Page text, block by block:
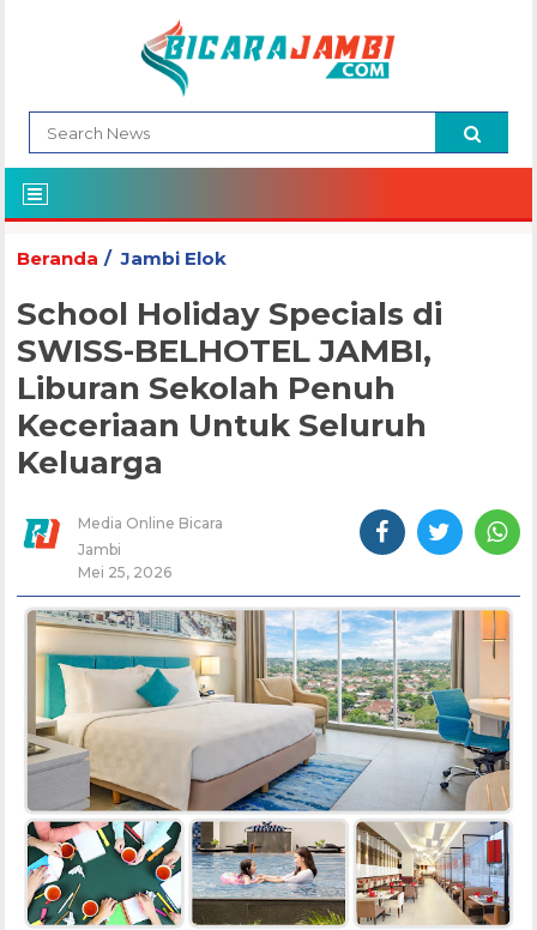
Beranda Jambi Elok
School Holiday Specials di
SWISS-BELHOTEL JAMBI,
Liburan Sekolah Penuh
Keceriaan Untuk Seluruh
Keluarga
Media Online Bicara
Jambi
Mei 25, 2026